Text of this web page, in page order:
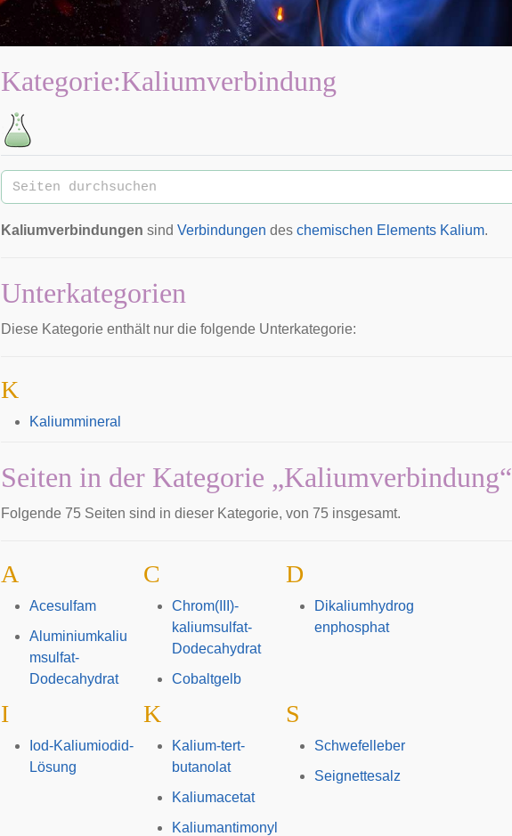
Kategorie:Kaliumverbindung
Kaliumverbindungen sind Verbindungen des chemischen Elements Kalium.
Unterkategorien
Diese Kategorie enthält nur die folgende Unterkategorie:
K
Kaliummineral
Seiten in der Kategorie „Kaliumverbindung“
Folgende 75 Seiten sind in dieser Kategorie, von 75 insgesamt.
A
Acesulfam
Aluminiumkaliu
msulfat-
Dodecahydrat
C
Chrom(III)-
kaliumsulfat-
Dodecahydrat
Cobaltgelb
D
Dikaliumhydrog
enphosphat
I
Iod-Kaliumiodid-
Lösung
K
Kalium-tert-
butanolat
Kaliumacetat
Kaliumantimonyl
S
Schwefelleber
Seignettesalz